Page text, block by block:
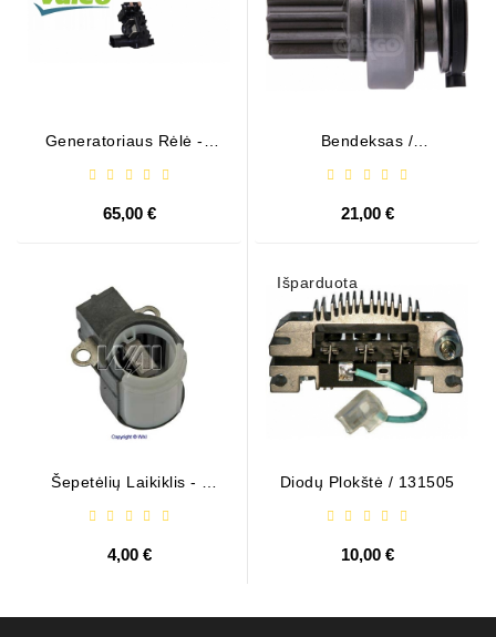
Generatoriaus Rėlė - /
65,00 €
Šepetėlių Laikiklis - /
4,00 €
Bendeksas /
21,00 €
Išparduota
Diodų Plokštė / 131505
10,00 €